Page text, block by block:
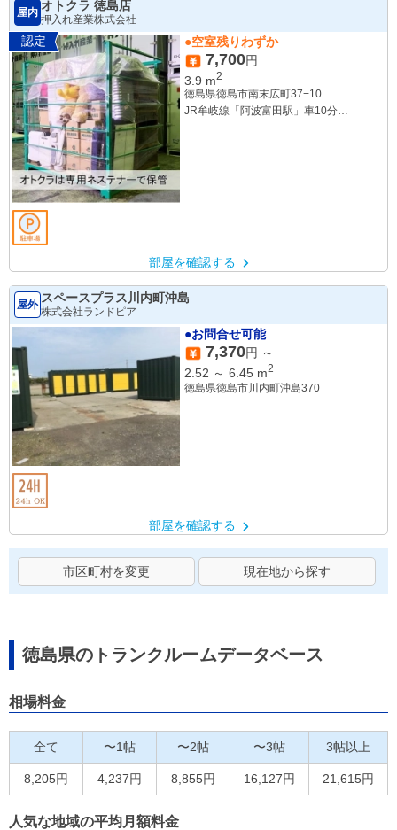
屋内
オトクラ 徳島店
押入れ産業株式会社
認定 ●空室残りわずか
7,700円
3.9 m2
徳島県徳島市南末広町37−10
JR牟岐線「阿波富田駅」車10分
部屋を確認する
屋外 スペースプラス川内町沖島
株式会社ランドピア
●お問合せ可能
7,370円 ～
2.52 ～ 6.45 m2
徳島県徳島市川内町沖島370
部屋を確認する
市区町村を変更 現在地から探す
徳島県のトランクルームデータベース
相場料金
全て 〜1帖 〜2帖 〜3帖 3帖以上
8,205円 4,237円 8,855円 16,127円 21,615円
人気な地域の平均月額料金